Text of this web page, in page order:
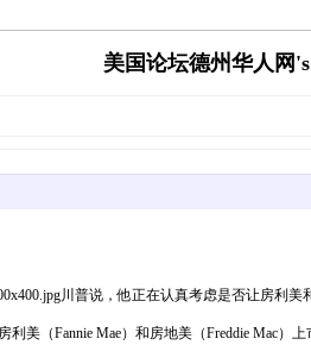
美国论坛德州华人网
600x400.jpg川普说，他正在认真考虑是否让
美（Fannie Mae）和房地美（Freddie Mac